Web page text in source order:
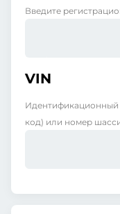
Введите
VIN
Идентификационный
код) или номер